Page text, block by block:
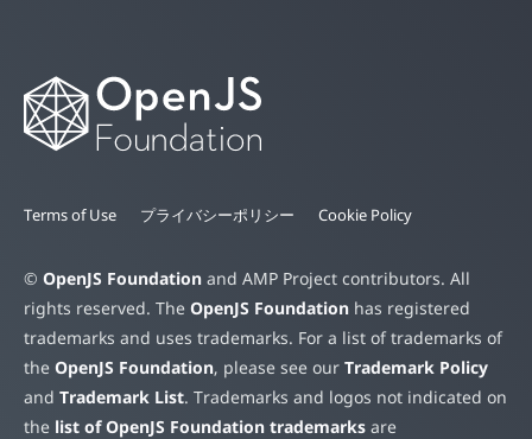
Terms of Use プライバシーポリシー Cookie Policy
© OpenJS Foundation and AMP Project contributors. All
rights reserved. The OpenJS Foundation has registered
trademarks and uses trademarks. For a list of trademarks of
the OpenJS Foundation, please see our Trademark Policy
and Trademark List. Trademarks and logos not indicated on
the list of OpenJS Foundation trademarks are